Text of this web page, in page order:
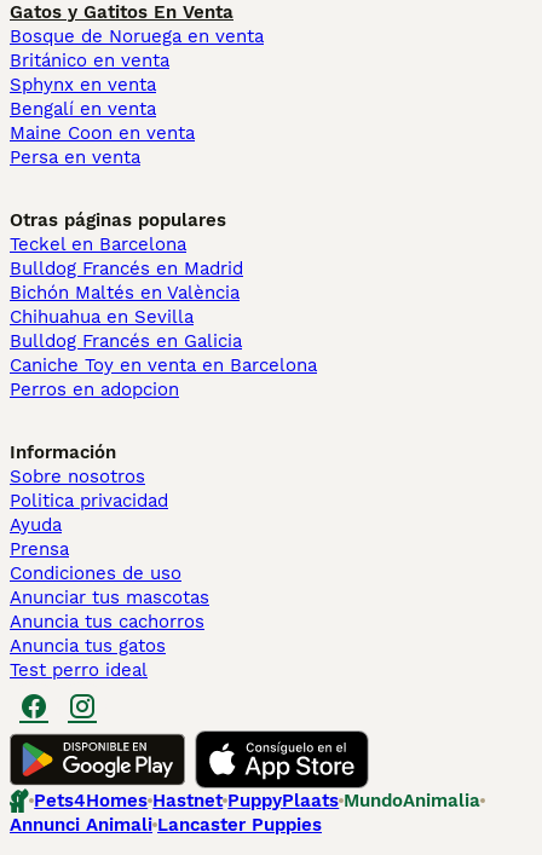
Gatos y Gatitos En Venta
Bosque de Noruega en venta
Británico en venta
Sphynx en venta
Bengalí en venta
Maine Coon en venta
Persa en venta
Otras páginas populares
Teckel en Barcelona
Bulldog Francés en Madrid
Bichón Maltés en València
Chihuahua en Sevilla
Bulldog Francés en Galicia
Caniche Toy en venta en Barcelona
Perros en adopcion
Información
Sobre nosotros
Politica privacidad
Ayuda
Prensa
Condiciones de uso
Anunciar tus mascotas
Anuncia tus cachorros
Anuncia tus gatos
Test perro ideal
Pets4Homes Hastnet PuppyPlaats MundoAnimalia
Annunci Animali Lancaster Puppies